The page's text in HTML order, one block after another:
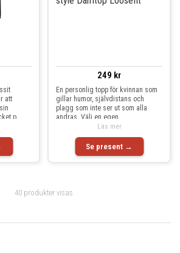
att
p
249 kr
En personlig topp för kvinnan som
gillar humor, självdistans och
plagg som inte ser ut som alla
andras. Välj en egen
Se present →
Läs mer
40 produkter visas